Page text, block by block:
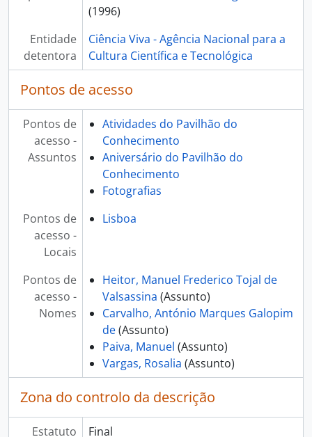
[Item] 20.º Aniversário - 2019, 2019
[Documento composto] 21.º Aniversário - 2020, 2020
[Documento composto] 23.º Aniversário - 2022, 2022
[Subsérie] Prémios Ciência Viva, 2012 - 2022
[Séries] Dias temáticos, 1999 - 2020
[Séries] Semana Internacional do Cérebro, 2005 - 2023
[Séries] Noite Europeia dos Investigadores, 1999 - 2023
(1996)
Entidade
detentora
Ciência Viva - Agência Nacional para a
Cultura Científica e Tecnológica
Pontos de acesso
Pontos de
acesso -
Assuntos
Atividades do Pavilhão do
Conhecimento
Aniversário do Pavilhão do
Conhecimento
Fotografias
Pontos de
acesso -
Locais
Lisboa
Pontos de
acesso -
Nomes
Heitor, Manuel Frederico Tojal de
Valsassina (Assunto)
Carvalho, António Marques Galopim
de(Assunto)
Paiva, Manuel (Assunto)
Vargas, Rosalia (Assunto)
Zona do controlo da descrição
Estatuto
Final